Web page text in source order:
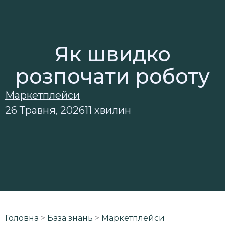
Як швидко
розпочати роботу
Маркетплейси
26 Травня, 202611 хвилин
Головна > База знань > Маркетплейси